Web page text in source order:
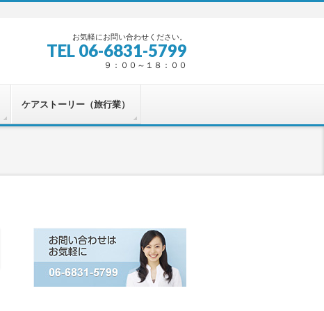
お気軽にお問い合わせください。
TEL 06-6831-5799
９：００～１８：００
ケアストーリー（旅行業）